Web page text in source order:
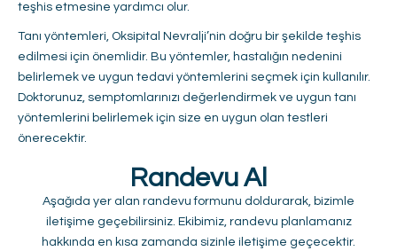
teşhis etmesine yardımcı olur.
Tanı yöntemleri, Oksipital Nevralji’nin doğru bir şekilde teşhis
edilmesi için önemlidir. Bu yöntemler, hastalığın nedenini
belirlemek ve uygun tedavi yöntemlerini seçmek için kullanılır.
Doktorunuz, semptomlarınızı değerlendirmek ve uygun tanı
yöntemlerini belirlemek için size en uygun olan testleri
önerecektir.
Randevu Al
Aşağıda yer alan randevu formunu doldurarak, bizimle
iletişime geçebilirsiniz. Ekibimiz, randevu planlamanız
hakkında en kısa zamanda sizinle iletişime geçecektir.